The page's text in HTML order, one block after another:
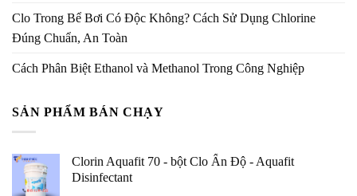
Clo Trong Bể Bơi Có Độc Không? Cách Sử Dụng Chlorine
Đúng Chuẩn, An Toàn
Cách Phân Biệt Ethanol và Methanol Trong Công Nghiệp
SẢN PHẨM BÁN CHẠY
Clorin Aquafit 70 - bột Clo Ấn Độ - Aquafit
Disinfectant